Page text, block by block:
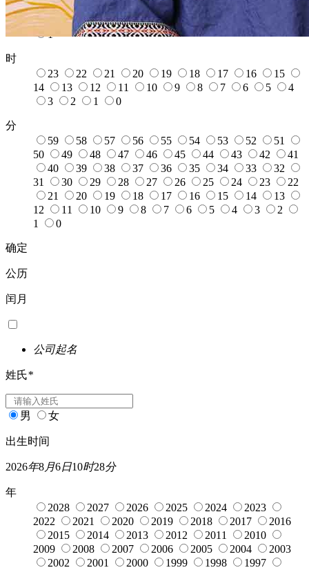
22
21 20 18 17
12
11 10 9 8 7 4
1
时
23
22 21 20 19 18 17 16
15
14
13 12 11 10 9 8 7 6 5
4
3
2 1 0
分
59
58 57 56 55 54 53 52
51
50
49 48 47 46 45 44 43 42
41
40
39 38 37 36 35 34 33
32
31
30 29 28 27 26 25 24 23
22
21
20 19 18 17 16 15 14
13
12
11 10 9 8 7 6 5 4 3
2
1
0
确定
公历
闰月
公司起名
姓氏*
男 女
出生时间
2026年8月6日10时28分
年
2028
2027 2026 2025 2024
2023
2022
2021 2020 2019 2018 2017
2016
2015
2014 2013 2012 2011
2010
2009
2008 2007 2006 2005 2004
2003
2002
2001 2000 1999 1998
1997